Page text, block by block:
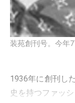
装苑創刊号。今年
1936年に創刊し
史を持つファッ